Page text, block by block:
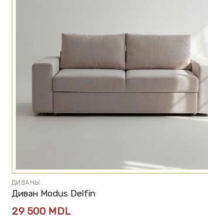
ДИВАНЫ
Диван Modus Delfin
29 500 MDL